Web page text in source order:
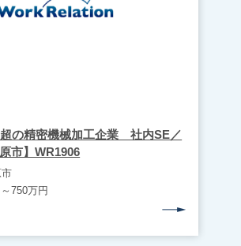
超の精密機械加工企業 社内SE／
市】WR1906
750万円